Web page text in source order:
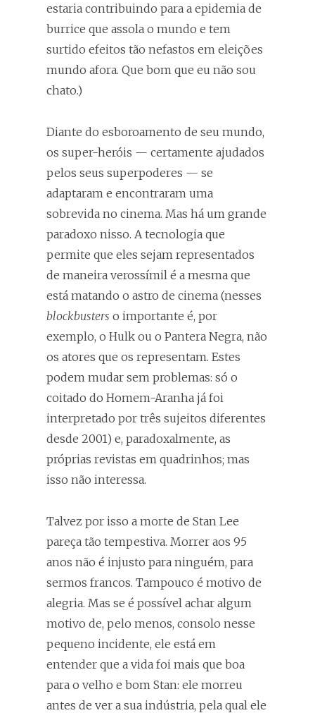
estaria contribuindo para a epidemia de
burrice que assola o mundo e tem
surtido efeitos tão nefastos em eleições
mundo afora. Que bom que eu não sou
chato.)
Diante do esboroamento de seu mundo,
os super-heróis — certamente ajudados
pelos seus superpoderes — se
adaptaram e encontraram uma
sobrevida no cinema. Mas há um grande
paradoxo nisso. A tecnologia que
permite que eles sejam representados
de maneira verossímil é a mesma que
está matando o astro de cinema (nesses
blockbusters o importante é, por
exemplo, o Hulk ou o Pantera Negra, não
os atores que os representam. Estes
podem mudar sem problemas: só o
coitado do Homem-Aranha já foi
interpretado por três sujeitos diferentes
desde 2001) e, paradoxalmente, as
próprias revistas em quadrinhos; mas
isso não interessa.
Talvez por isso a morte de Stan Lee
pareça tão tempestiva. Morrer aos 95
anos não é injusto para ninguém, para
sermos francos. Tampouco é motivo de
alegria. Mas se é possível achar algum
motivo de, pelo menos, consolo nesse
pequeno incidente, ele está em
entender que a vida foi mais que boa
para o velho e bom Stan: ele morreu
antes de ver a sua indústria, pela qual ele